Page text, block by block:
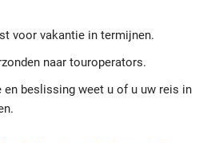
voor vakantie in termijnen.
naar touroperators.
en beslissing weet u of u uw reis in